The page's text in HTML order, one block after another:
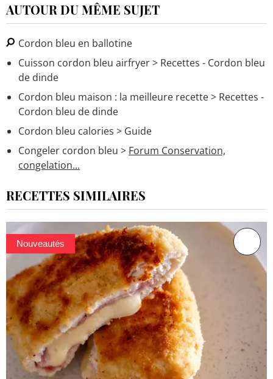
AUTOUR DU MÊME SUJET
Cordon bleu en ballotine
Cuisson cordon bleu airfryer> Recettes - Cordon bleu
de dinde
Cordon bleu maison : la meilleure recette> Recettes -
Cordon bleu de dinde
Cordon bleu calories > Guide
Congeler cordon bleu > Forum Conservation,
congelation...
RECETTES SIMILAIRES
Nouveautés